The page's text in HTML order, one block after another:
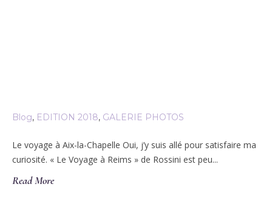
Blog, EDITION 2018, GALERIE PHOTOS
Le voyage à Aix-la-Chapelle Oui, j’y suis allé pour satisfaire ma
curiosité. « Le Voyage à Reims » de Rossini est peu...
Read More